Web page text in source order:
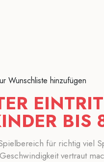
Wunschliste hinzufügen
BIS
für richtig viel
vertraut